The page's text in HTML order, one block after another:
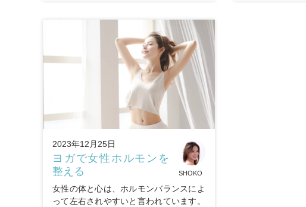
2023年12月25日
ヨガで女性ホルモンを
整える
SHOKO
女性の体と心は、ホルモンバランスによ
って左右されやすいと言われています。